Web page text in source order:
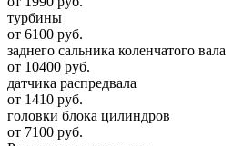
турбины
от 6100 руб.
заднего сальника коленчатого вала
от 10400 руб.
датчика распредвала
от 1410 руб.
головки блока цилиндров
от 7100 руб.